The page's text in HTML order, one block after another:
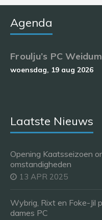
Agenda
Froulju’s PC Weidum
woensdag, 19 aug 2026
Laatste Nieuws
Opening Kaatsseizoen
omstandigheden
13 APR 2025
Wybrig, Rixt en Foke-Jil
dames PC